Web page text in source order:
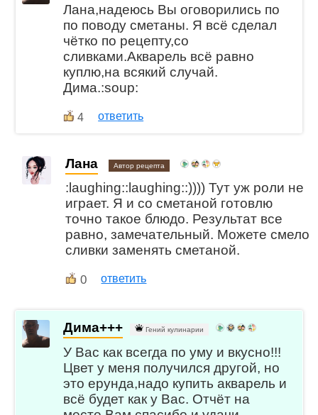
Лана,надеюсь Вы оговорились по
по поводу сметаны. Я всё сделал
чётко по рецепту,со
сливками.Акварель всё равно
куплю,на всякий случай.
Дима.:soup:
4 ответить
Лана Автор рецепта
:laughing::laughing::)))) Тут уж роли не
играет. Я и со сметаной готовлю
точно такое блюдо. Результат все
равно, замечательный. Можете смело
сливки заменять сметаной.
0 ответить
Дима+++ Гений кулинарии
У Вас как всегда по уму и вкусно!!!
Цвет у меня получился другой, но
это ерунда,надо купить акварель и
всё будет как у Вас. Отчёт на